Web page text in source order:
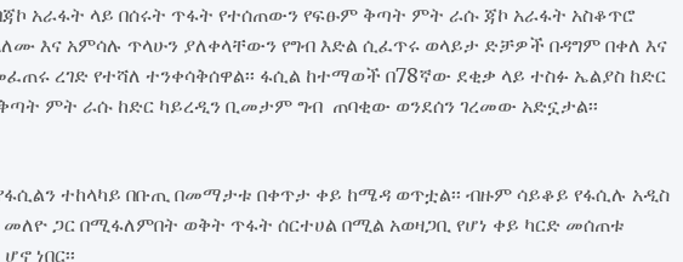
አራፋት ላይ በሰሩት ጥፋት የተሰጠውን የፍፁም ቅጣት ምት ራሱ ጃኮ አራፋት አስቆጥሮ
እና አምሳሉ ጥላሁን ያለቀላቸውን የግብ እድል ሲፈጥሩ ወላይታ ድቻዎች በዳግም በቀለ እና
ረገድ የተሻለ ተንቀሳቅሰዋል፡፡ ፋሲል ከተማወች በ78ኛው ደቂቃ ላይ ተስፉ ኤልያስ ከድር
ምት ራሱ ከድር ካይረዲን ቢመታም ግብ ጠባቂው ወንደሰን ገረመው አድኗታል፡፡
ተከላካይ በቡጢ በመማታቱ በቀጥታ ቀይ ከሜዳ ወጥቷል፡፡ ብዙም ሳይቆይ የፋሲሉ አዲስ
ጋር በሚፋለምበት ወቅት ጥፋት ሰርተሀል በሚል አወዛጋቢ የሆነ ቀይ ካርድ መሰጠቱ
ነበር፡፡